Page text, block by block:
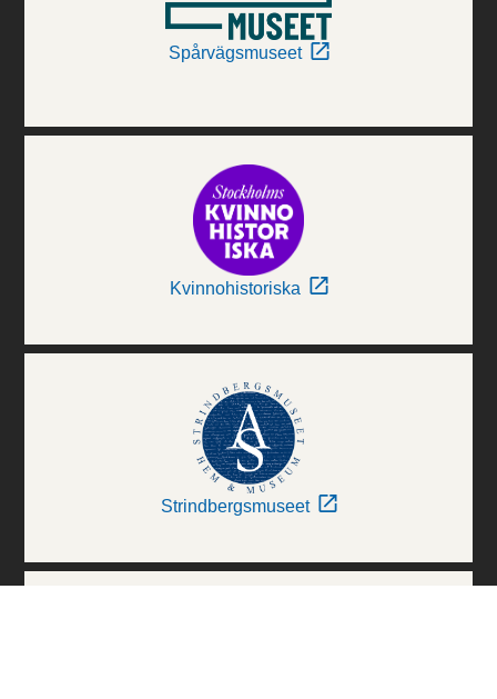
Spårvägsmuseet
Kvinnohistoriska
Strindbergsmuseet